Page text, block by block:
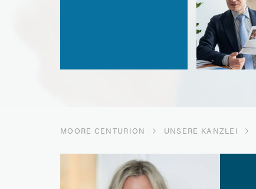
MOORE CENTURION UNSERE KANZLEI